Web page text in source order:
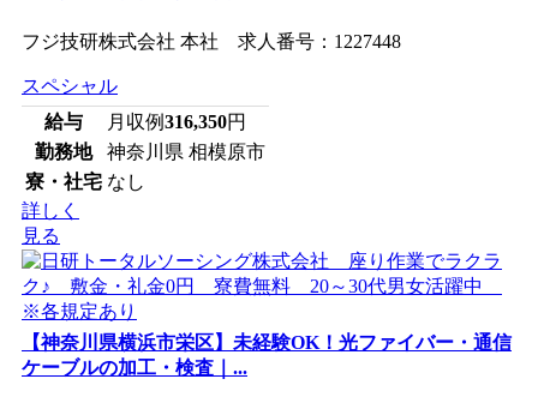
フジ技研株式会社 本社 求人番号：1227448
スペシャル
給与
月収例316,350円
勤務地
神奈川県 相模原市
寮・社宅 なし
詳しく
見る
【神奈川県横浜市栄区】未経験OK！光ファイバー・通信
ケーブルの加工・検査｜...